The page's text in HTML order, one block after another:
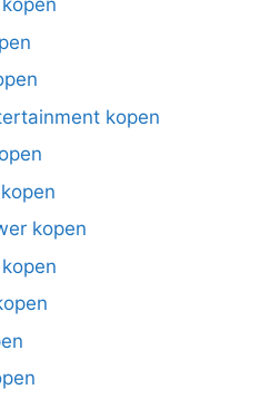
kopen
kopen